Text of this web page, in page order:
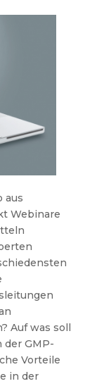
aus
Webinare
Auf was soll
der GMP-
Vorteile
in der